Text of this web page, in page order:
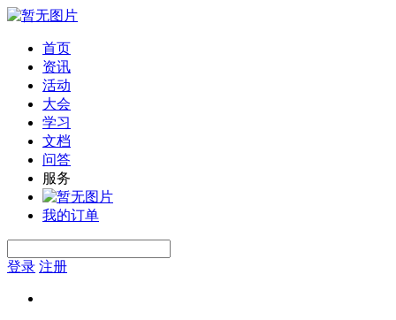
首页
资讯
活动
大会
学习
文档
问答
服务
我的订单
登录 注册